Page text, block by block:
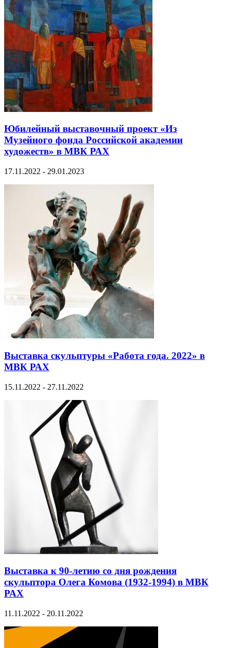
Юбилейный выставочный проект «Из
Музейного фонда Российской академии
художеств» в МВК РАХ
17.11.2022 - 29.01.2023
Выставка скульптуры «Работа года. 2022» в
МВК РАХ
15.11.2022 - 27.11.2022
Выставка к 90-летию со дня рождения
скульптора Олега Комова (1932-1994) в МВК
РАХ
11.11.2022 - 20.11.2022